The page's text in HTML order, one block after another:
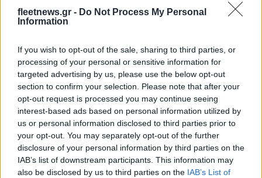
fleetnews.gr - Do Not Process My Personal
Information
If you wish to opt-out of the sale, sharing to third parties, or
processing of your personal or sensitive information for
targeted advertising by us, please use the below opt-out
section to confirm your selection. Please note that after your
opt-out request is processed you may continue seeing
interest-based ads based on personal information utilized by
us or personal information disclosed to third parties prior to
your opt-out. You may separately opt-out of the further
disclosure of your personal information by third parties on the
IAB’s list of downstream participants. This information may
also be disclosed by us to third parties on the IAB’s List of
έκδοση), συμβάλλοντας στη δημιουργία μιας σύγχρονης
Η καμπίνα περιλαμβάνει δύο θύρες USB-C μπροστά, έναν
επαγωγικό φορτιστή (ανάλογα με την έκδοση) και μια πρίζα
12 V στο πίσω μέρος.
Η χωρητικότητα του πορτμπαγκάζ φτάνει τα 391 λίτρα
(ανάλογα την έκδοση), ενώ αυτό είναι εύκολα προσβάσιμο
χάρη στο χαμηλότερο (κατά 40χλστ. σε σχέση με την
προηγούμενη έκδοση) κατώφλι φόρτωσης.